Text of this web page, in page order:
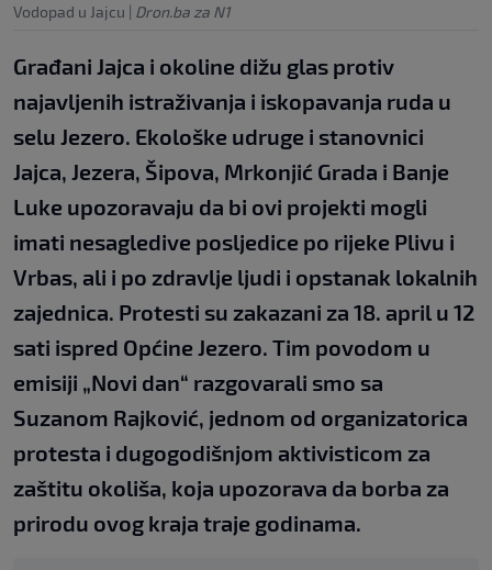
Vodopad u Jajcu | Dron.ba za N1
Građani Jajca i okoline dižu glas protiv
najavljenih istraživanja i iskopavanja ruda u
selu Jezero. Ekološke udruge i stanovnici
Jajca, Jezera, Šipova, Mrkonjić Grada i Banje
Luke upozoravaju da bi ovi projekti mogli
imati nesagledive posljedice po rijeke Plivu i
Vrbas, ali i po zdravlje ljudi i opstanak lokalnih
zajednica. Protesti su zakazani za 18. april u 12
sati ispred Općine Jezero. Tim povodom u
emisiji „Novi dan“ razgovarali smo sa
Suzanom Rajković, jednom od organizatorica
protesta i dugogodišnjom aktivisticom za
zaštitu okoliša, koja upozorava da borba za
prirodu ovog kraja traje godinama.